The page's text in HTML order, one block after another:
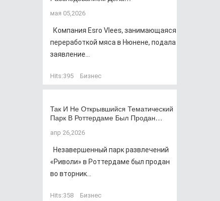
мая 05,2026
Компания Esro Vlees, занимающаяся
переработкой мяса в Нюнене, подала
заявление...
Hits:395 Бизнес
Так И Не Открывшийся Тематический
Парк В Роттердаме Был Продан…
апр 26,2026
Незавершенный парк развлечений
«Риволи» в Роттердаме был продан
во вторник...
Hits:358 Бизнес